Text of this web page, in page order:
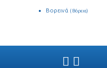
Βορεινά ( Βόρεια)